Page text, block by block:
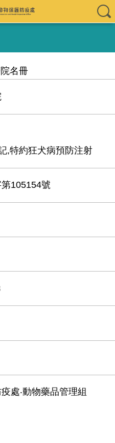
名冊
,特約狂犬病預防注射
105154號
處‧動物藥品管理組